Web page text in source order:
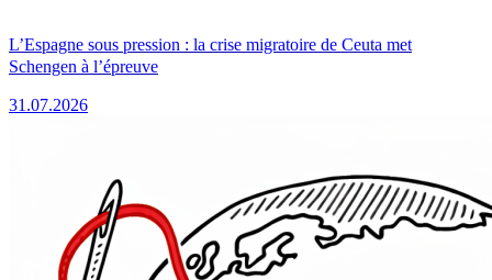
L’Espagne sous pression : la crise migratoire de Ceuta met
Schengen à l’épreuve
31.07.2026